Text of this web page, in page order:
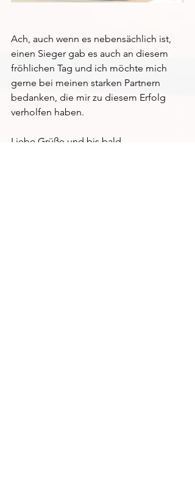
Ach, auch wenn es nebensächlich ist,
einen Sieger gab es auch an diesem
fröhlichen Tag und ich möchte mich
gerne bei meinen starken Partnern
bedanken, die mir zu diesem Erfolg
verholfen haben.
Liebe Grüße und bis bald